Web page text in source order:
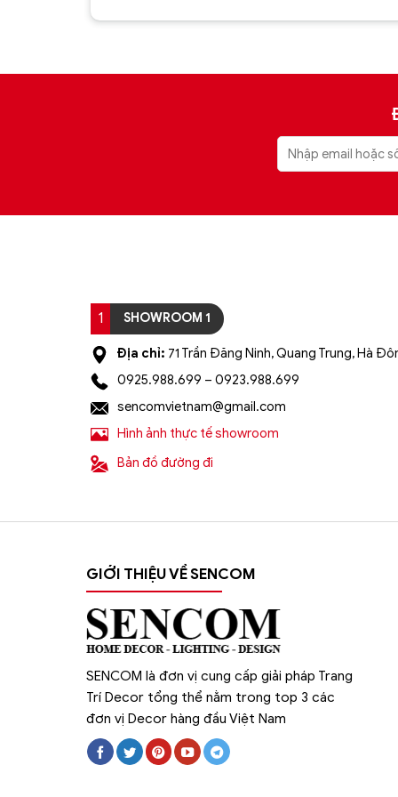
55 sao
55 sao
1 SHOWROOM 1
Địa chỉ: 71 Trần Đăng Ninh, Quang Trung, Hà
0925.988.699 – 0923.988.699
sencomvietnam@gmail.com
Hình ảnh thực tế showroom
Bản đồ đường đi
GIỚI THIỆU VỀ SENCOM
SENCOM là đơn vị cung cấp giải pháp Trang
Trí Decor tổng thể nằm trong top 3 các
đơn vị Decor hàng đầu Việt Nam